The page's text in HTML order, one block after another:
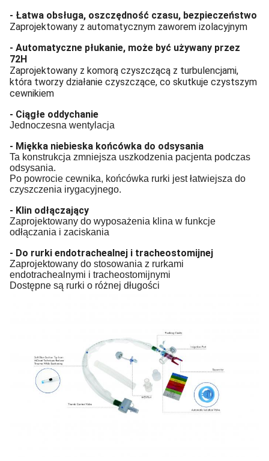
- Łatwa obsługa, oszczędność czasu, bezpieczeństwo
Zaprojektowany z automatycznym zaworem izolacyjnym
- Automatyczne płukanie, może być używany przez
72H
Zaprojektowany z komorą czyszczącą z turbulencjami,
która tworzy działanie czyszczące, co skutkuje czystszym
cewnikiem
- Ciągłe oddychanie
Jednoczesna wentylacja
- Miękka niebieska końcówka do odsysania
Ta konstrukcja zmniejsza uszkodzenia pacjenta podczas
odsysania.
Po powrocie cewnika, końcówka rurki jest łatwiejsza do
czyszczenia irygacyjnego.
- Klin odłączający
Zaprojektowany do wyposażenia klina w funkcje
odłączania i zaciskania
- Do rurki endotrachealnej i tracheostomijnej
Zaprojektowany do stosowania z rurkami
endotrachealnymi i tracheostomijnymi
Dostępne są rurki o różnej długości